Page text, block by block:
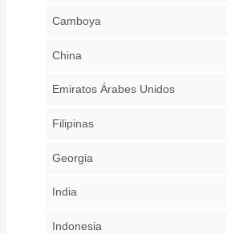
Camboya
China
Emiratos Árabes Unidos
Filipinas
Georgia
India
Indonesia